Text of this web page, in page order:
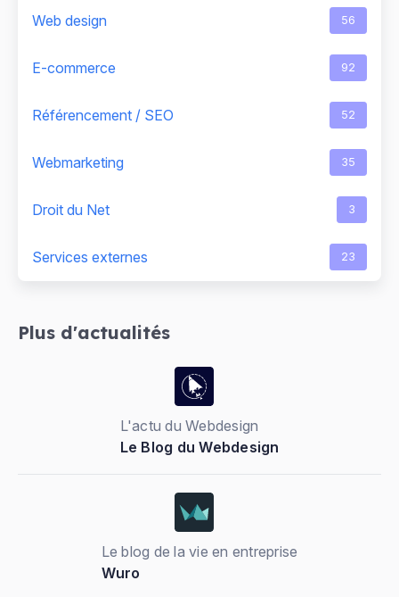
Web design 56
E-commerce 92
Référencement / SEO 52
Webmarketing 35
Droit du Net 3
Services externes 23
Plus d'actualités
L'actu du Webdesign
Le Blog du Webdesign
Le blog de la vie en entreprise
Wuro